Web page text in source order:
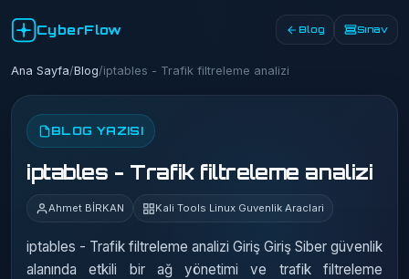
CyberFlow Blog Sınav
Ana Sayfa/Blog/iptables - Trafik filtreleme analizi
BLOG YAZISI
iptables - Trafik filtreleme analizi
Ahmet BİRKAN Kali Tools Linux Guvenlik Araclari
iptables - Trafik filtreleme analizi Giriş Giriş Siber güvenlik
alanında etkili bir ağ yönetimi ve trafik filtreleme